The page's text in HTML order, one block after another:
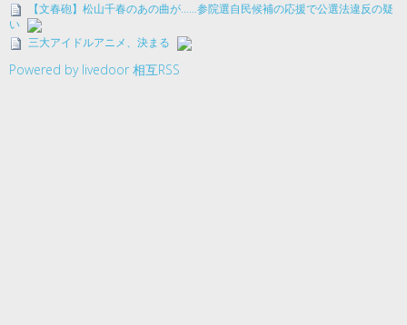
【文春砲】松山千春のあの曲が……参院選自民候補の応援で公選法違反の疑
い
三大アイドルアニメ、決まる
Powered by livedoor 相互RSS